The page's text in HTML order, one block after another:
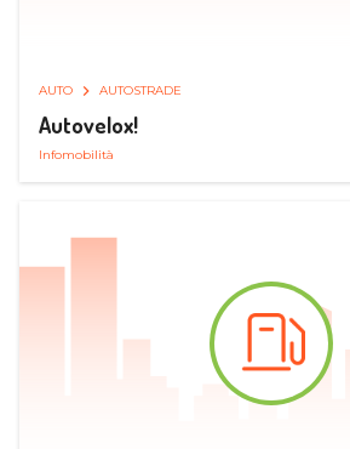
AUTO AUTOSTRADE
Autovelox!
Infomobilità